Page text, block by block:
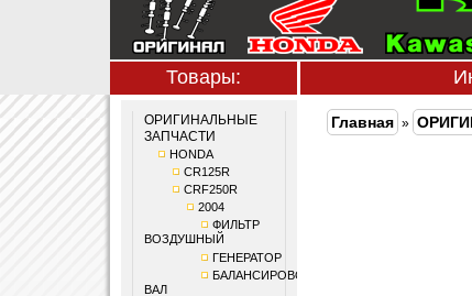
Товары:
ОРИГИНАЛЬНЫЕ
ЗАПЧАСТИ
HONDA
CR125R
CRF250R
2004
ФИЛЬТР
ВОЗДУШНЫЙ
ГЕНЕРАТОР
БАЛАНСИРОВОЧНЫЙ
ВАЛ
Главная »